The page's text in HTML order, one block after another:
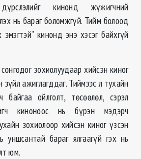
кинонд жүжигчний
нь бараг боломжгүй. Тийм болоод
кинонд энэ хэсэг байхгүй
зохиолуудаар хийсэн киног
ажиглагддаг. Тиймээс л тухайн
ойлголт, төсөөлөл, сэрэл
киноноос нь бүрэн мэдэрч
зохиолоор хийсэн киног үзсэн
уншсантай бараг ялгаагүй гэх нь
юм.